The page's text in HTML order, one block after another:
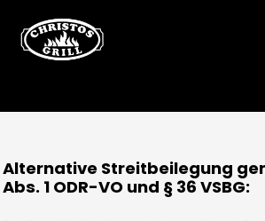
Inhalt
springen
Alternative Streitbeilegung
Abs. 1 ODR-VO und § 36 VSBG: